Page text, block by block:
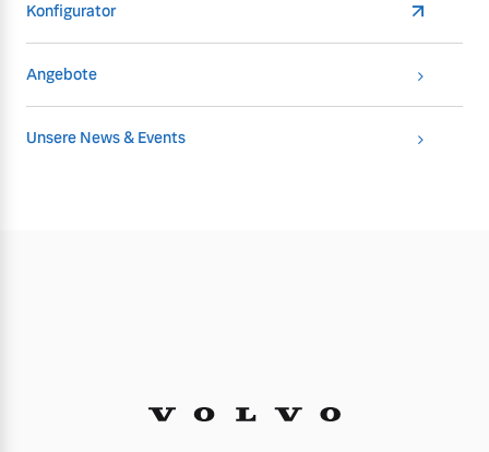
Konfigurator
Angebote
Unsere News & Events